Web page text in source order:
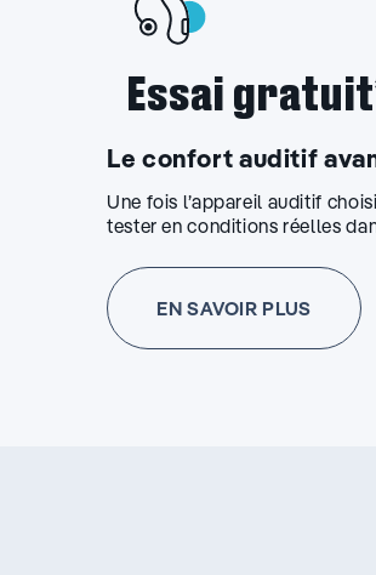
Essai
Le confort auditif
Une fois l’appareil auditif
tester en conditions réelles
EN SAVOIR PLUS